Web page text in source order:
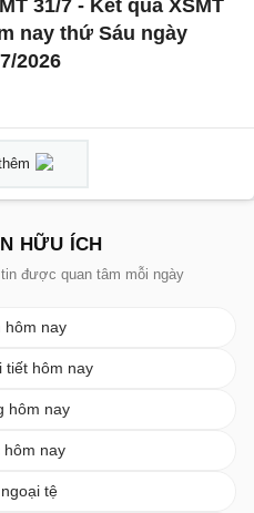
31/7 - Kết quả XSMT
nay thứ Sáu ngày
2026
HỮU ÍCH
được quan tâm mỗi ngày
hôm nay
tiết hôm nay
hôm nay
hôm nay
tệ